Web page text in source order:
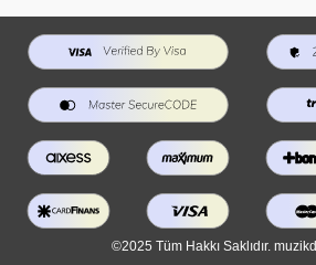
©2025 Tüm Hakkı Saklıdır.